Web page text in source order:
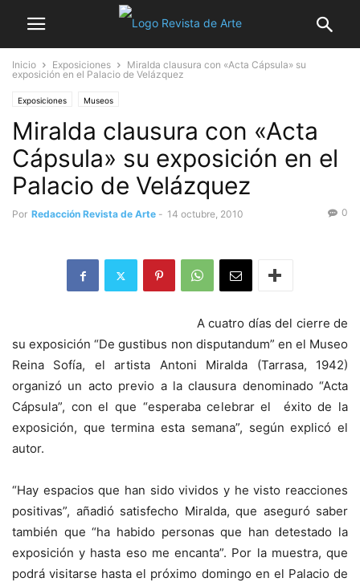
Inicio Exposiciones
Miralda clausura con «Acta Cápsula» su
exposición en el Palacio de Velázquez
Exposiciones Museos
Miralda clausura con «Acta
Cápsula» su exposición en el
Palacio de Velázquez
Por Redacción Revista de Arte - 14 octubre, 2010 0
A cuatro días del cierre de
su exposición “De gustibus non disputandum” en el Museo
Reina Sofía, el artista Antoni Miralda (Tarrasa, 1942)
organizó un acto previo a la clausura denominado “Acta
Cápsula”, con el que “esperaba celebrar el éxito de la
exposición, que termina esta semana”, según explicó el
autor.
“Hay espacios que han sido vividos y he visto reacciones
positivas”, añadió satisfecho Miralda, que aseguró saber
también que “ha habido personas que han detestado la
exposición y hasta eso me encanta”. Por la muestra, que
podrá visitarse hasta el próximo domingo en el Palacio de